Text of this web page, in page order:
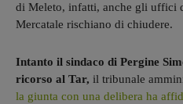
di Meleto, infatti, anche gli uffici
Mercatale rischiano di chiudere.
Intanto il sindaco di Pergine
ricorso al Tar, il tribunale
la giunta con una delibera ha